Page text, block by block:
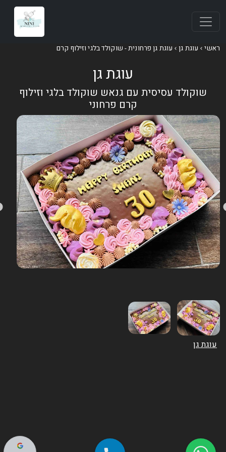
ראשי עוגת גן עוגת גן פרחונית - שוקולד בלגי וזילוף קרם
עוגת גן
שוקולד עסיסית עם גנאש שוקולד בלגי וזילוף
קרם פרחוני
עוגת גן